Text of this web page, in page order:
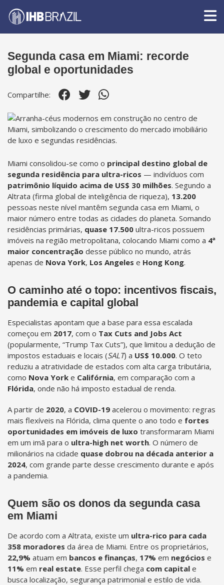
Segunda casa em Miami: recorde
global e oportunidades
Compartilhe:
Miami consolidou-se como o principal destino global de
segunda residência para ultra-ricos — indivíduos com
patrimônio líquido acima de US$ 30 milhões. Segundo a
Altrata (firma global de inteligência de riqueza), 13.200
pessoas neste nível mantêm segunda casa em Miami, o
maior número entre todas as cidades do planeta. Somando
residências primárias, quase 17.500 ultra-ricos possuem
imóveis na região metropolitana, colocando Miami como a 4ª
maior concentração desse público no mundo, atrás
apenas de Nova York, Los Angeles e Hong Kong.
O caminho até o topo: incentivos fiscais,
pandemia e capital global
Especialistas apontam que a base para essa escalada
começou em 2017, com o Tax Cuts and Jobs Act
(popularmente, “Trump Tax Cuts”), que limitou a dedução de
impostos estaduais e locais (SALT) a US$ 10.000. O teto
reduziu a atratividade de estados com alta carga tributária,
como Nova York e Califórnia, em comparação com a
Flórida, onde não há imposto estadual de renda.
A partir de 2020, a COVID-19 acelerou o movimento: regras
mais flexíveis na Flórida, clima quente o ano todo e fortes
oportunidades em imóveis de luxo transformaram Miami
em um imã para o ultra-high net worth. O número de
milionários na cidade quase dobrou na década anterior a
2024, com grande parte desse crescimento durante e após
a pandemia.
Quem são os donos da segunda casa
em Miami
De acordo com a Altrata, existe um ultra-rico para cada
358 moradores da área de Miami. Entre os proprietários,
22,9% atuam em bancos e finanças, 17% em negócios e
11% em real estate. Esse perfil chega com capital e
busca localização, segurança patrimonial e estilo de vida.